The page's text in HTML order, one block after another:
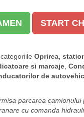
START
Oprirea,
si marcaje
de
parcarea camionului
cu comanda